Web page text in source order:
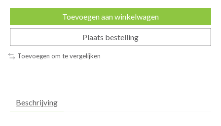
Toevoegen aan winkelwagen
Plaats bestelling
Toevoegen om te vergelijken
Beschrijving